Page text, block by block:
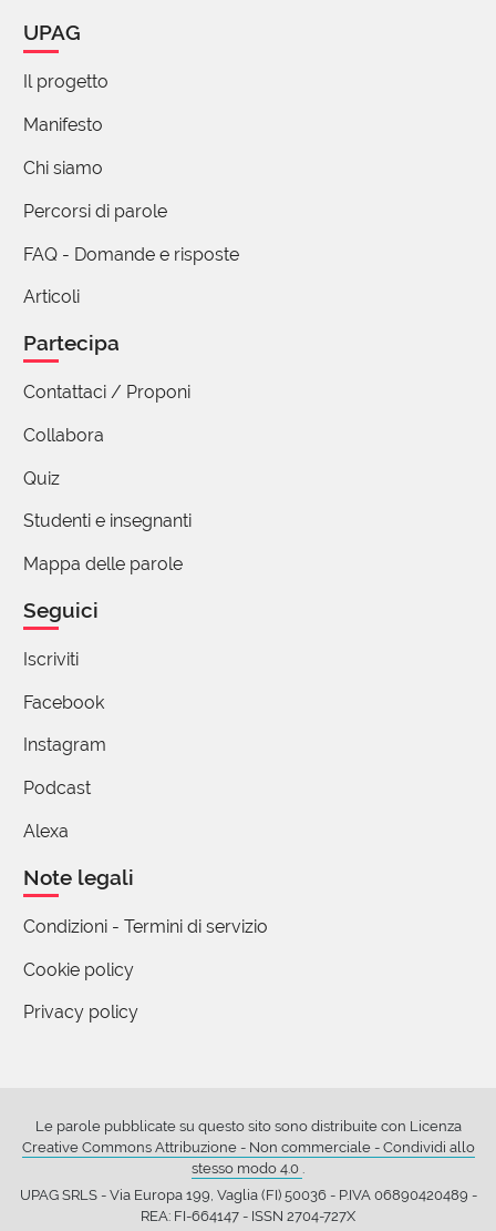
UPAG
Il progetto
Manifesto
Chi siamo
Percorsi di parole
FAQ - Domande e risposte
Articoli
Partecipa
Contattaci / Proponi
Collabora
Quiz
Studenti e insegnanti
Mappa delle parole
Seguici
Iscriviti
Facebook
Instagram
Podcast
Alexa
Note legali
Condizioni - Termini di servizio
Cookie policy
Privacy policy
Le parole pubblicate su questo sito sono distribuite con Licenza
Creative Commons Attribuzione - Non commerciale - Condividi allo
stesso modo 4.0 .
UPAG SRLS - Via Europa 199, Vaglia (FI) 50036 - P.IVA 06890420489 -
REA: FI-664147 - ISSN 2704-727X